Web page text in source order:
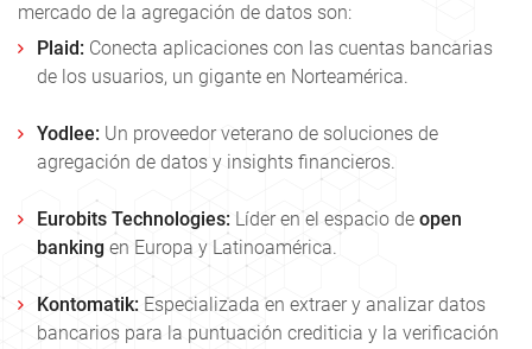
mercado de la agregación de datos son:
Plaid: Conecta aplicaciones con las cuentas bancarias
de los usuarios, un gigante en Norteamérica.
Yodlee: Un proveedor veterano de soluciones de
agregación de datos y insights financieros.
Eurobits Technologies: Líder en el espacio de open
banking en Europa y Latinoamérica.
Kontomatik: Especializada en extraer y analizar datos
bancarios para la puntuación crediticia y la verificación